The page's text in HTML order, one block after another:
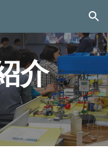
Skip to navigation
介